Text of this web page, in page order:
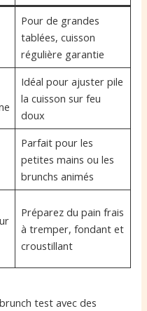
Pour de grandes
tablées, cuisson
régulière garantie
Idéal pour ajuster pile
la cuisson sur feu
doux
Parfait pour les
petites mains ou les
brunchs animés
Préparez du pain frais
à tremper, fondant et
croustillant
test avec des